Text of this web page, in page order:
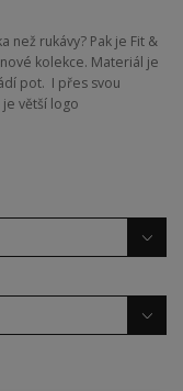
než rukávy? Pak je Fit &
kolekce. Materiál je
pot. I přes svou
větší logo